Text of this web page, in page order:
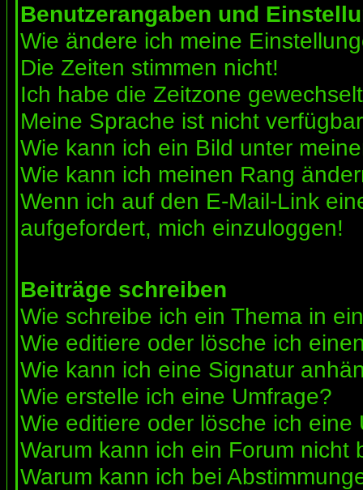
Benutzerangaben und
Wie ändere ich meine
Die Zeiten stimmen nicht!
Ich habe die Zeitzone
Meine Sprache ist nicht
Wie kann ich ein Bild unter
Wie kann ich meinen Rang
Wenn ich auf den E-Mail-Link
aufgefordert, mich einzuloggen!
Beiträge schreiben
Wie schreibe ich ein Thema in
Wie editiere oder lösche ich
Wie kann ich eine Signatur
Wie erstelle ich eine Umfrage?
Wie editiere oder lösche ich eine
Warum kann ich ein Forum nicht
Warum kann ich bei